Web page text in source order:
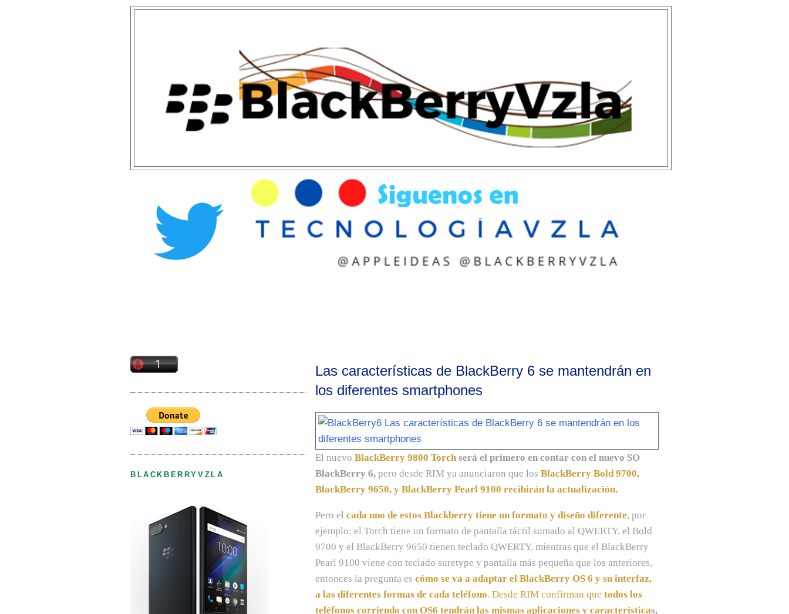
Las características de BlackBerry 6 se mantendrán en
los diferentes smartphones
El nuevo BlackBerry 9800 Torch será el primero en contar con el nuevo SO
BlackBerry 6, pero desde RIM ya anunciaron que los BlackBerry Bold 9700,
BlackBerry 9650, y BlackBerry Pearl 9100 recibirán la actualización.
Pero el cada uno de estos Blackberry tiene un formato y diseño diferente, por
ejemplo: el Torch tiene un formato de pantalla táctil sumado al QWERTY, el Bold
9700 y el BlackBerry 9650 tienen teclado QWERTY, mientras que el BlackBerry
Pearl 9100 viene con teclado suretype y pantalla más pequeña que los anteriores,
entonces la pregunta es cómo se va a adaptar el BlackBerry OS 6 y su interfaz,
a las diferentes formas de cada teléfono. Desde RIM confirman que todos los
teléfonos corriendo con OS6 tendrán las mismas aplicaciones y características,
BLACKBERRYVZLA